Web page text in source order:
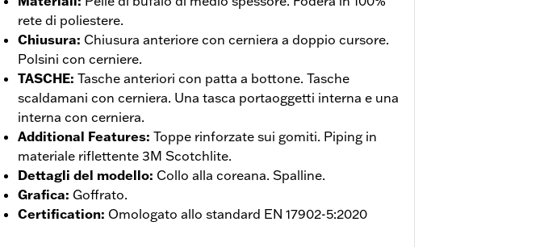
rete di poliestere.
Chiusura: Chiusura anteriore con cerniera a doppio cursore.
Polsini con cerniere.
TASCHE: Tasche anteriori con patta a bottone. Tasche
scaldamani con cerniera. Una tasca portaoggetti interna e una
interna con cerniera.
Additional Features: Toppe rinforzate sui gomiti. Piping in
materiale riflettente 3M Scotchlite.
Dettagli del modello: Collo alla coreana. Spalline.
Grafica: Goffrato.
Certification: Omologato allo standard EN 17902-5:2020